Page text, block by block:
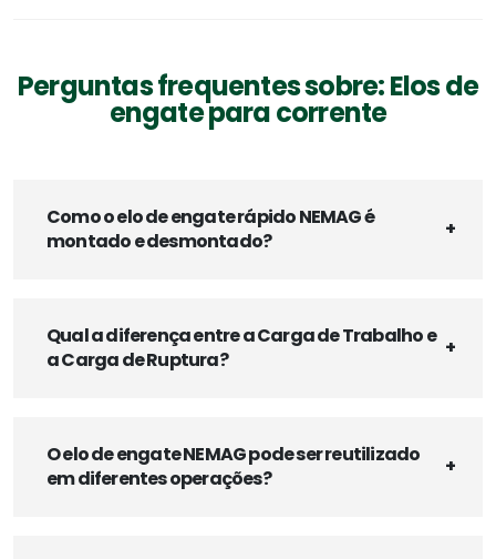
Perguntas frequentes sobre: Elos de
engate para corrente
Como o elo de engate rápido NEMAG é
montado e desmontado?
Qual a diferença entre a Carga de Trabalho e
a Carga de Ruptura?
O elo de engate NEMAG pode ser reutilizado
em diferentes operações?